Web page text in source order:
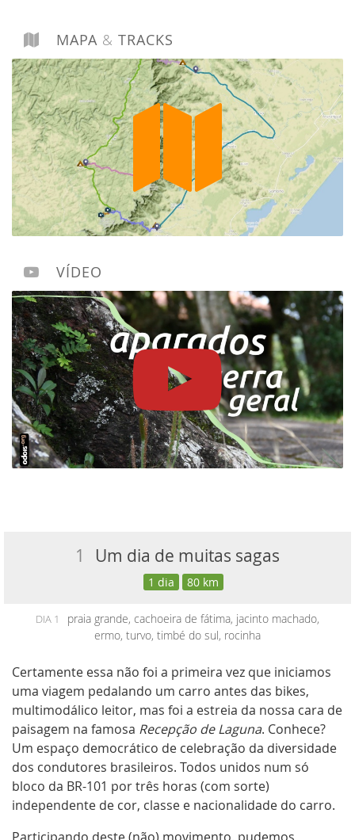
MAPA & TRACKS
VÍDEO
1 Um dia de muitas sagas
1 dia 80 km
DIA 1
praia grande, cachoeira de fátima, jacinto machado,
ermo, turvo, timbé do sul, rocinha
Certamente essa não foi a primeira vez que iniciamos
uma viagem pedalando um carro antes das bikes,
multimodálico leitor, mas foi a estreia da nossa cara de
paisagem na famosa Recepção de Laguna. Conhece?
Um espaço democrático de celebração da diversidade
dos condutores brasileiros. Todos unidos num só
bloco da BR-101 por três horas (com sorte)
independente de cor, classe e nacionalidade do carro.